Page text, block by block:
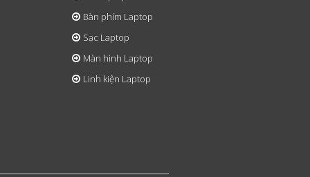
Bàn phím Laptop
Sạc Laptop
Màn hình Laptop
Linh kiện Laptop